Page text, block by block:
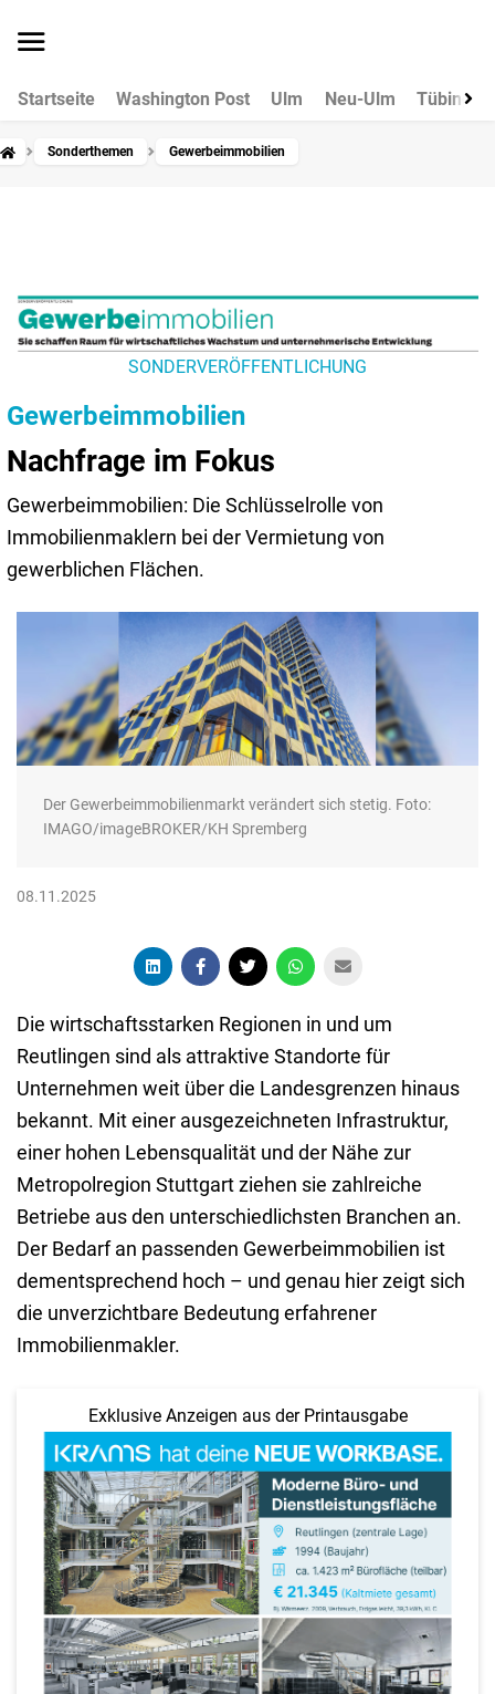
Startseite Washington Post Ulm Neu-Ulm Tübingen
Sonderthemen Gewerbeimmobilien
SONDERVERÖFFENTLICHUNG
Gewerbeimmobilien
Nachfrage im Fokus
Gewerbeimmobilien: Die Schlüsselrolle von
Immobilienmaklern bei der Vermietung von
gewerblichen Flächen.
Der Gewerbeimmobilienmarkt verändert sich stetig. Foto:
IMAGO/imageBROKER/KH Spremberg
08.11.2025
Die wirtschaftsstarken Regionen in und um
Reutlingen sind als attraktive Standorte für
Unternehmen weit über die Landesgrenzen hinaus
bekannt. Mit einer ausgezeichneten Infrastruktur,
einer hohen Lebensqualität und der Nähe zur
Metropolregion Stuttgart ziehen sie zahlreiche
Betriebe aus den unterschiedlichsten Branchen an.
Der Bedarf an passenden Gewerbeimmobilien ist
dementsprechend hoch – und genau hier zeigt sich
die unverzichtbare Bedeutung erfahrener
Immobilienmakler.
Exklusive Anzeigen aus der Printausgabe